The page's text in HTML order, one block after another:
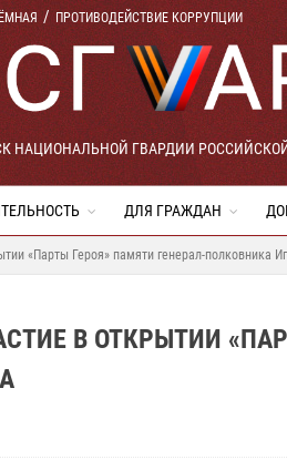
ПРОТИВОДЕЙСТВИЕ КОРРУПЦИИ
НАЦИОНАЛЬНОЙ ГВАРДИИ
ДЛЯ ГРАЖДАН
«Парты Героя» памяти генерал-полковника
В ОТКРЫТИИ